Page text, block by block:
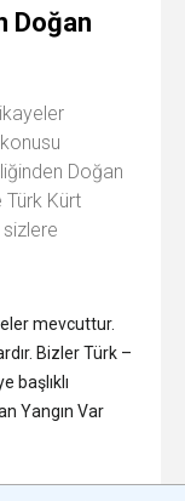
Doğan
Doğan
Türk Kürt
sizlere
mevcuttur.
Bizler Türk –
başlıklı
Yangın Var